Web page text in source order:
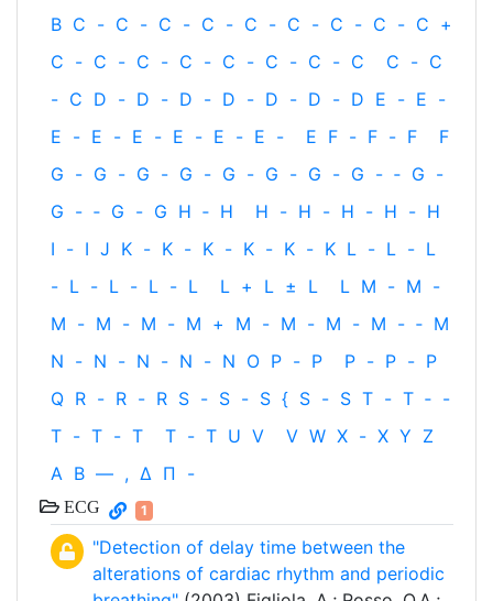
B C - C - C - C - C - C - C - C - C +
C - C - C - C - C - C - C - C C - C
- C D - D - D - D - D - D - D E - E -
E - E - E - E - E - E - E F - F - F
F
G - G - G - G - G - G - G - G - ‐ G -
G - ‐ G - G H ‐ H H - H - H - H - H
I - I J K - K - K - K - K - K L - L - L
- L - L - L - L L + L ± L L M - M -
M - M - M - M + M - M - M - M - ‐ M
N - N - N - N - N O P - P P - P - P
Q R - R - R S - S - S { S - S T - T ‐ -
T - T - T T - T U V V W X - X Y Z
Α Β — , Δ Π -
ECG 1
"Detection of delay time between the
alterations of cardiac rhythm and periodic